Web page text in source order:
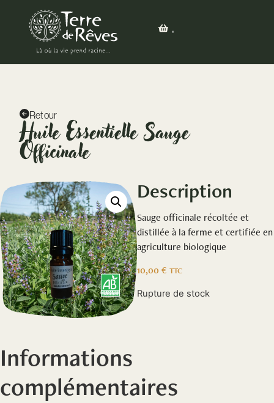
Retour
Huile Essentielle Sauge
Officinale
Description
Sauge officinale récoltée et
distillée à la ferme et certifiée en
agriculture biologique
10,00 € TTC
Rupture de stock
Informations
complémentaires